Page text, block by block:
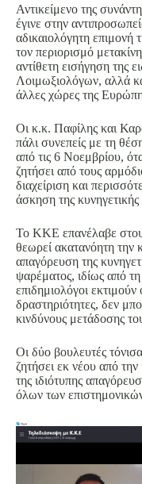
Αντικείμενο της
έγινε στην
αδικαιολόγητη επιμονή
τον περιορισμό
αντίθετη εισήγηση της
Λοιμωξιολόγων, αλλά
άλλες χώρες της
Οι κ.κ. Παφίλης και
πάλι συνεπείς με τη
από τις 6 Νοεμβρίου,
ζητήσει από τους
διαχείριση και
άσκηση της κυνηγετικής
Το ΚΚΕ επανέλαβε
θεωρεί ακατανόητη την
απαγόρευση της
ψαρέματος, ιδίως από τη
επιδημιολόγοι εκτιμούν
δραστηριότητες, δεν
κινδύνους μετάδοσης
Οι δύο βουλευτές
ζητήσει εκ νέου από
της ιδιότυπης
όλων των